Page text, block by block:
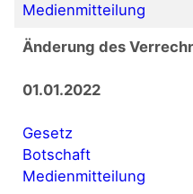
Medienmitteilung
Änderung des
01.01.2022
Gesetz
Botschaft
Medienmitteilung